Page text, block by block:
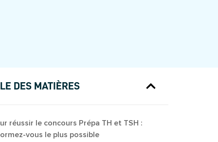
DES MATIÈRES
réussir le concours Prépa TH et TSH :
vous le plus possible